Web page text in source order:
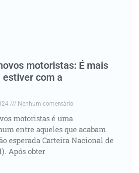
motoristas: É mais
estiver com a
Nenhum comentário
motoristas é uma
entre aqueles que acabam
esperada Carteira Nacional de
Após obter